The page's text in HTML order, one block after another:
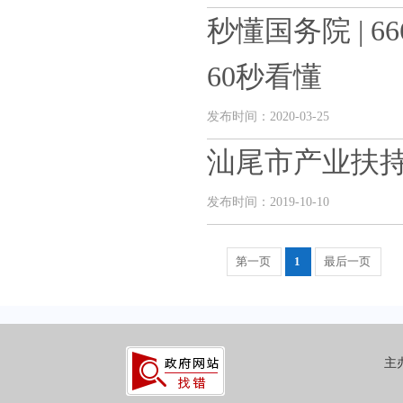
秒懂国务院 |
60秒看懂
发布时间：2020-03-25
汕尾市产业扶
发布时间：2019-10-10
第一页 1 最后一页
主